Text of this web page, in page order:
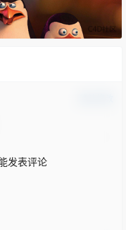
发表评论